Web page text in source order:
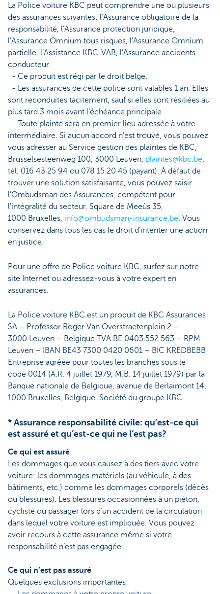
La Police voiture KBC peut comprendre une ou plusieurs
des assurances suivantes: l’Assurance obligatoire de la
responsabilité, l’Assurance protection juridique,
l’Assurance Omnium tous risques, l’Assurance Omnium
partielle, l’Assistance KBC-VAB, l’Assurance accidents
conducteur.
- Ce produit est régi par le droit belge.
- Les assurances de cette police sont valables 1 an. Elles
sont reconduites tacitement, sauf si elles sont résiliées au
plus tard 3 mois avant l’échéance principale.
- Toute plainte sera en premier lieu adressée à votre
intermédiaire. Si aucun accord n’est trouvé, vous pouvez
vous adresser au Service gestion des plaintes de KBC,
Brusselsesteenweg 100, 3000 Leuven, plaintes@kbc.be,
tél. 016 43 25 94 ou 078 15 20 45 (payant). À défaut de
trouver une solution satisfaisante, vous pouvez saisir
l’Ombudsman des Assurances, compétent pour
l’intégralité du secteur, Square de Meeûs 35,
1000 Bruxelles, info@ombudsman-insurance.be. Vous
conservez dans tous les cas le droit d’intenter une action
en justice.
Pour une offre de Police voiture KBC, surfez sur notre
site Internet ou adressez-vous à votre expert en
assurances.
La Police voiture KBC est un produit de KBC Assurances
SA – Professor Roger Van Overstraetenplein 2 –
3000 Leuven – Belgique TVA BE 0403.552.563 – RPM
Leuven – IBAN BE43 7300 0420 0601 – BIC KREDBEBB
Entreprise agréée pour toutes les branches sous le
code 0014 (A.R. 4 juillet 1979, M.B. 14 juillet 1979) par la
Banque nationale de Belgique, avenue de Berlaimont 14,
1000 Bruxelles, Belgique. Société du groupe KBC
* Assurance responsabilité civile: qu’est-ce qui
est assuré et qu’est-ce qui ne l’est pas?
Ce qui est assuré
Les dommages que vous causez à des tiers avec votre
voiture: les dommages matériels (au véhicule, à des
bâtiments, etc.) comme les dommages corporels (décès
ou blessures). Les blessures occasionnées à un piéton,
cycliste ou passager lors d’un accident de la circulation
dans lequel votre voiture est impliquée. Vous pouvez
avoir recours à cette assurance même si votre
responsabilité n’est pas engagée.
Ce qui n’est pas assuré
Quelques exclusions importantes: